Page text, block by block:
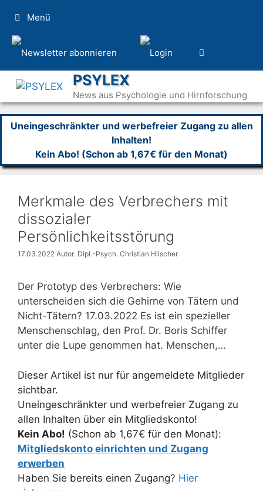
Inhalt
springen
Menü
PSYLEX
News aus Psychologie und Hirnforschung
Uneingeschränkter und werbefreier Zugang zu allen
Inhalten!
Kein Abo! (Schon ab 1,67€ für den Monat)
Merkmale des Verbrechers mit
dissozialer
Persönlichkeitsstörung
17.03.2022 Autor: Dipl.-Psych. Christian Hilscher
Der Prototyp des Verbrechers: Wie
unterscheiden sich die Gehirne von Tätern und
Nicht-Tätern? 17.03.2022 Es ist ein spezieller
Menschenschlag, den Prof. Dr. Boris Schiffer
unter die Lupe genommen hat. Menschen,…
Dieser Artikel ist nur für angemeldete Mitglieder
sichtbar.
Uneingeschränkter und werbefreier Zugang zu
allen Inhalten über ein Mitgliedskonto!
Kein Abo! (Schon ab 1,67€ für den Monat):
Mitgliedskonto einrichten und Zugang
erwerben
Haben Sie bereits einen Zugang? Hier